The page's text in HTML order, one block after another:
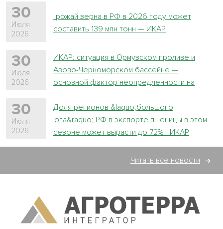
30
Июля
2026
"рожай зерна в РФ в 2026 году может
составить 139 млн тонн — ИКАР
30
Июля
2026
ИКАР: ситуация в Ормузском проливе и
Азово-Черноморском бассейне —
основной фактор неопредленности на
30
Июля
2026
Доля регионов &laquo;большого
юга&raquo; РФ в экспорте пшеницы в этом
сезоне может вырасти до 72% - ИКАР
Читать все новости